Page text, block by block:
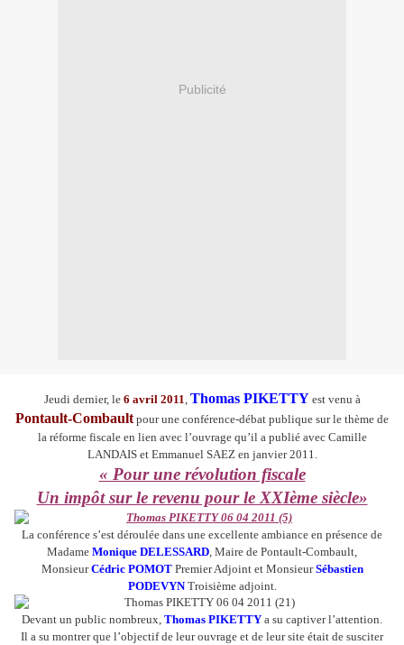
Publicité
Jeudi dernier, le 6 avril 2011, Thomas PIKETTY est venu à
Pontault-Combaultpour une conférence-débat publique sur le thème de
la réforme fiscale en lien avec l’ouvrage qu’il a publié avec Camille
LANDAIS et Emmanuel SAEZ en janvier 2011.
« Pour une révolution fiscale
Un impôt sur le revenu pour le XXIème siècle»
La conférence s’est déroulée dans une excellente ambiance en présence de
Madame Monique DELESSARD, Maire de Pontault-Combault,
MonsieurCédric POMOTPremier Adjoint et MonsieurSébastien
PODEVYNTroisième adjoint.
Devant un public nombreux, Thomas PIKETTY a su captiver l’attention.
Il a su montrer que l’objectif de leur ouvrage et de leur site était de susciter